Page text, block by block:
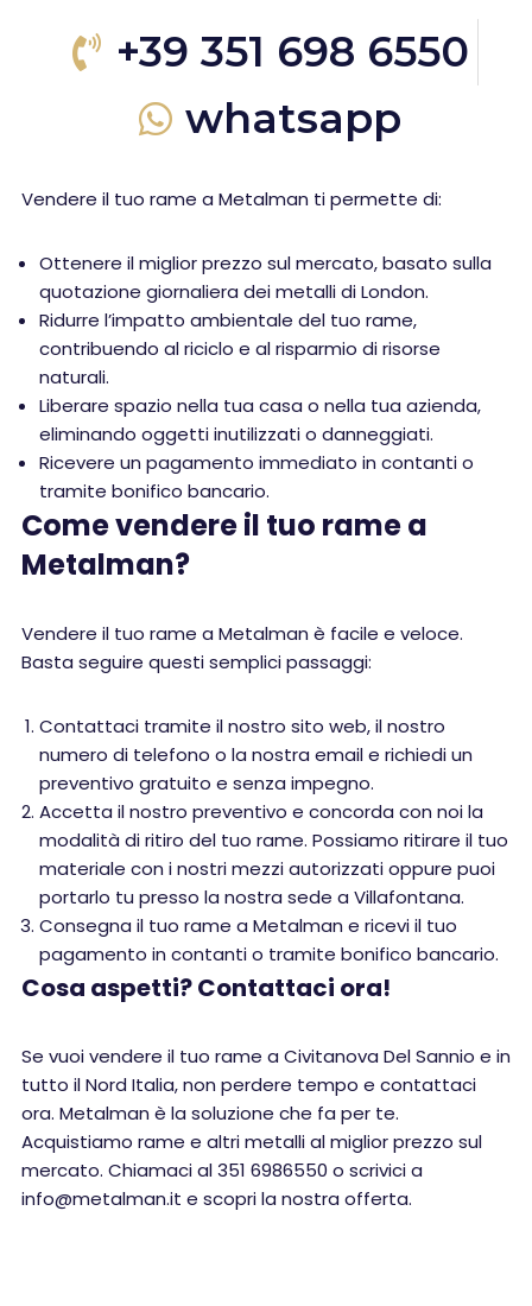
+39 351 698 6550
whatsapp
Vendere il tuo rame a Metalman ti permette di:
Ottenere il miglior prezzo sul mercato, basato sulla
quotazione giornaliera dei metalli di London.
Ridurre l’impatto ambientale del tuo rame,
contribuendo al riciclo e al risparmio di risorse
naturali.
Liberare spazio nella tua casa o nella tua azienda,
eliminando oggetti inutilizzati o danneggiati.
Ricevere un pagamento immediato in contanti o
tramite bonifico bancario.
Come vendere il tuo rame a
Metalman?
Vendere il tuo rame a Metalman è facile e veloce.
Basta seguire questi semplici passaggi:
Contattaci tramite il nostro sito web, il nostro
numero di telefono o la nostra email e richiedi un
preventivo gratuito e senza impegno.
Accetta il nostro preventivo e concorda con noi la
modalità di ritiro del tuo rame. Possiamo ritirare il tuo
materiale con i nostri mezzi autorizzati oppure puoi
portarlo tu presso la nostra sede a Villafontana.
Consegna il tuo rame a Metalman e ricevi il tuo
pagamento in contanti o tramite bonifico bancario.
Cosa aspetti? Contattaci ora!
Se vuoi vendere il tuo rame a Civitanova Del Sannio e in
tutto il Nord Italia, non perdere tempo e contattaci
ora. Metalman è la soluzione che fa per te.
Acquistiamo rame e altri metalli al miglior prezzo sul
mercato. Chiamaci al 351 6986550 o scrivici a
info@metalman.it e scopri la nostra offerta.